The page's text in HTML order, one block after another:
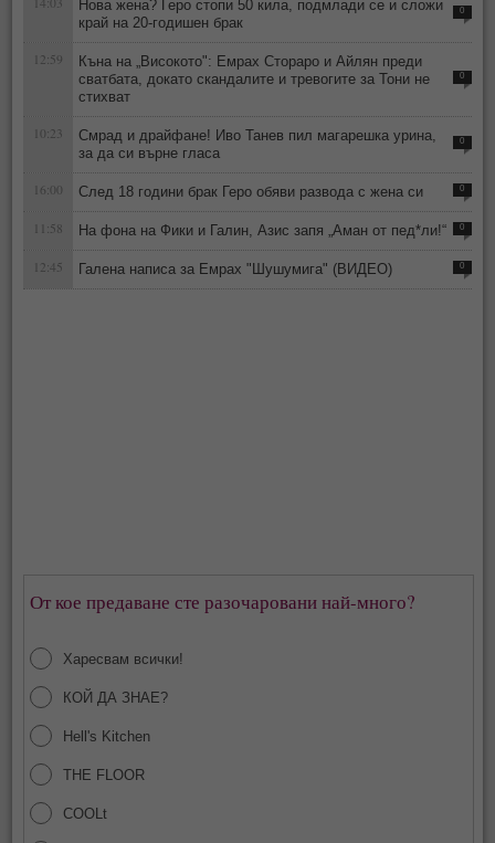
Нова жена? Геро стопи 50 кила, подмлади се и сложи
край на 20-годишен брак
0
12:59
Къна на „Високото": Емрах Стораро и Айлян преди
сватбата, докато скандалите и тревогите за Тони не
стихват
0
10:23
Смрад и драйфане! Иво Танев пил магарешка урина,
за да си върне гласа
0
16:00 След 18 години брак Геро обяви развода с жена си 0
11:58 На фона на Фики и Галин, Азис запя „Аман от пед*ли!“ 0
12:45 Галена написа за Емрах "Шушумига" (ВИДЕО) 0
От кое предаване сте разочаровани най-много?
Харесвам всички!
КОЙ ДА ЗНАЕ?
Hell's Kitchen
THE FLOOR
COOLt